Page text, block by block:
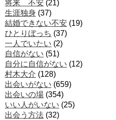
将来 不安 (21)
生涯独身 (37)
結婚できない不安 (19)
ひとりぼっち (37)
一人でいたい (2)
自信がない (51)
自分に自信がない (12)
村木大介 (128)
出会いがない (659)
出会いの場 (354)
いい人がいない (25)
出会う方法 (32)